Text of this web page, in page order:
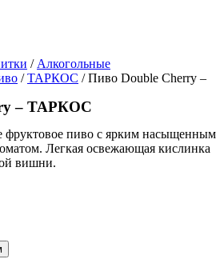
/ Алкогольные
/ТАРКОС / Пиво Double Cherry –
– ТАРКОС
фруктовое пиво с ярким насыщенным
Легкая освежающая кислинка
вишни.